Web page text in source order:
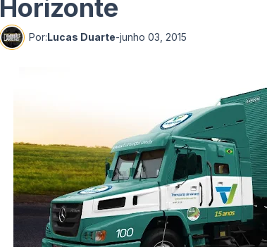
Horizonte
Por:Lucas Duarte-junho 03, 2015